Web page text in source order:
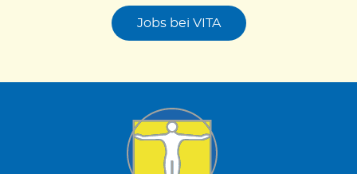
Jobs bei VITA